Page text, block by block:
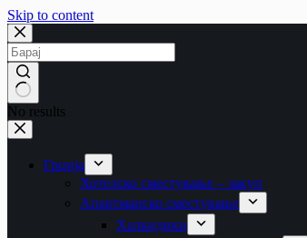
Skip to content
No results
Грција
Хотелско сместување – закуп
Апартманско сместување
Халкидики